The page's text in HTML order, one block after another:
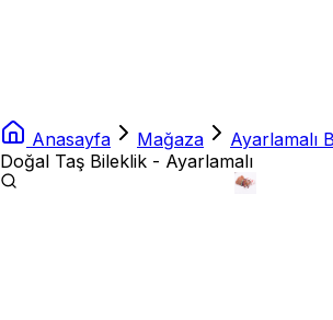
Anasayfa Mağaza Ayarlamalı
Doğal Taş Bileklik - Ayarlamalı